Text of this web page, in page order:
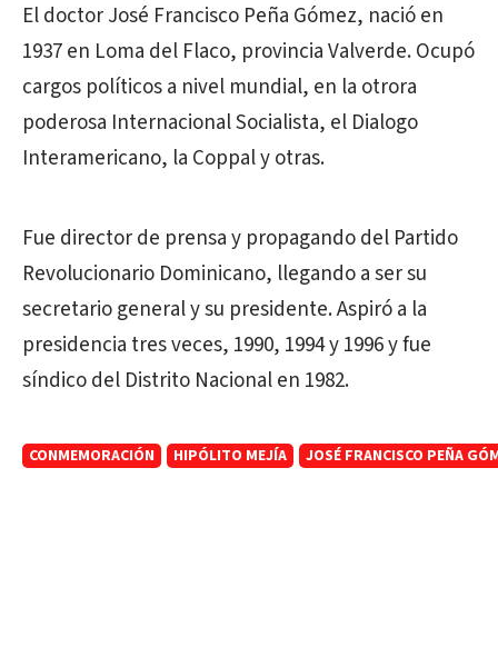
El doctor José Francisco Peña Gómez, nació en
1937 en Loma del Flaco, provincia Valverde. Ocupó
cargos políticos a nivel mundial, en la otrora
poderosa Internacional Socialista, el Dialogo
Interamericano, la Coppal y otras.
Fue director de prensa y propagando del Partido
Revolucionario Dominicano, llegando a ser su
secretario general y su presidente. Aspiró a la
presidencia tres veces, 1990, 1994 y 1996 y fue
síndico del Distrito Nacional en 1982.
CONMEMORACIÓN HIPÓLITO MEJÍA JOSÉ FRANCISCO PEÑA